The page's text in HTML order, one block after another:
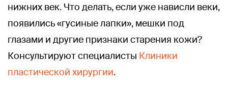
нижних век. Что делать, если уже нависли веки,
появились «гусиные лапки», мешки под
глазами и другие признаки старения кожи?
Консультируют специалисты Клиники
пластической хирургии.